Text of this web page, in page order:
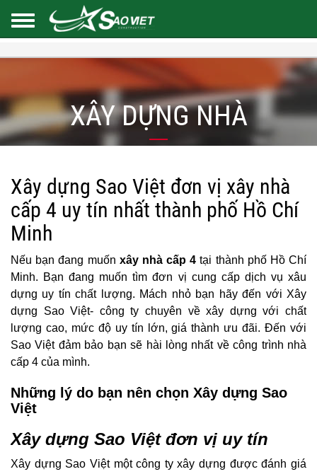
XÂY DỰNG NHÀ
Xây dựng Sao Việt đơn vị xây nhà
cấp 4 uy tín nhất thành phố Hồ Chí
Minh
Nếu bạn đang muốn xây nhà cấp 4tại thành phố Hồ Chí
Minh. Bạn đang muốn tìm đơn vị cung cấp dịch vụ xâu
dựng uy tín chất lượng. Mách nhỏ bạn hãy đến với Xây
dựng Sao Việt- công ty chuyên về xây dựng với chất
lượng cao, mức độ uy tín lớn, giá thành ưu đãi. Đến với
Sao Việt đảm bảo bạn sẽ hài lòng nhất về công trình nhà
cấp 4 của mình.
Những lý do bạn nên chọn Xây dựng Sao
Việt
Xây dựng Sao Việt đơn vị uy tín
Xây dựng Sao Việt một công ty xây dựng được đánh giá